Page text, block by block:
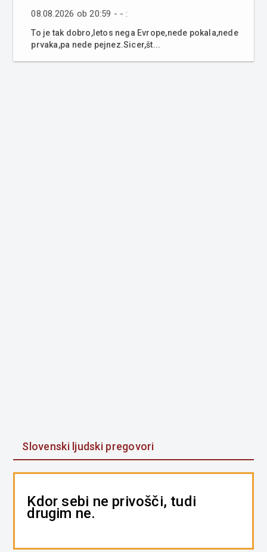
08.08.2026 ob 20:59 - - :
To je tak dobro,letos nega Evrope,nede pokala,nede
prvaka,pa nede pejnez.Sicer,št...
Slovenski ljudski pregovori
Kdor sebi ne privošči, tudi
drugim ne.